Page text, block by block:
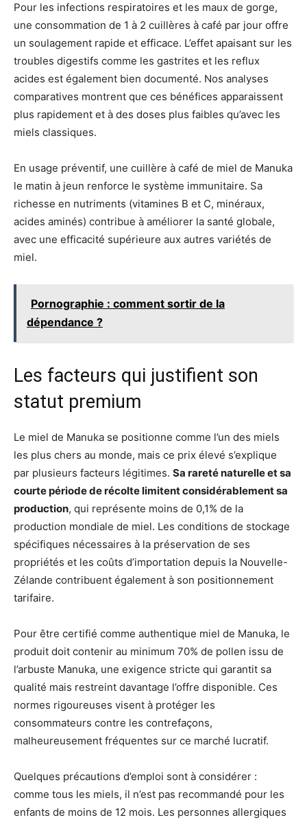
Pour les infections respiratoires et les maux de gorge,
une consommation de 1 à 2 cuillères à café par jour offre
un soulagement rapide et efficace. L’effet apaisant sur les
troubles digestifs comme les gastrites et les reflux
acides est également bien documenté. Nos analyses
comparatives montrent que ces bénéfices apparaissent
plus rapidement et à des doses plus faibles qu’avec les
miels classiques.
En usage préventif, une cuillère à café de miel de Manuka
le matin à jeun renforce le système immunitaire. Sa
richesse en nutriments (vitamines B et C, minéraux,
acides aminés) contribue à améliorer la santé globale,
avec une efficacité supérieure aux autres variétés de
miel.
Pornographie : comment sortir de la
dépendance ?
Les facteurs qui justifient son
statut premium
Le miel de Manuka se positionne comme l’un des miels
les plus chers au monde, mais ce prix élevé s’explique
par plusieurs facteurs légitimes. Sa rareté naturelle et sa
courte période de récolte limitent considérablement sa
production, qui représente moins de 0,1% de la
production mondiale de miel. Les conditions de stockage
spécifiques nécessaires à la préservation de ses
propriétés et les coûts d’importation depuis la Nouvelle-
Zélande contribuent également à son positionnement
tarifaire.
Pour être certifié comme authentique miel de Manuka, le
produit doit contenir au minimum 70% de pollen issu de
l’arbuste Manuka, une exigence stricte qui garantit sa
qualité mais restreint davantage l’offre disponible. Ces
normes rigoureuses visent à protéger les
consommateurs contre les contrefaçons,
malheureusement fréquentes sur ce marché lucratif.
Quelques précautions d’emploi sont à considérer :
comme tous les miels, il n’est pas recommandé pour les
enfants de moins de 12 mois. Les personnes allergiques